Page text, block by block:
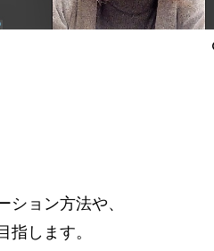
ョン方法や、
します。